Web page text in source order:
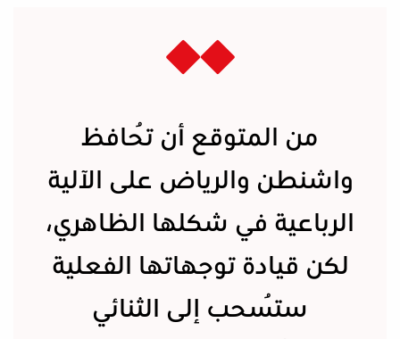
من المتوقع أن تُحافظ
واشنطن والرياض على الآلية
الرباعية في شكلها الظاهري،
لكن قيادة توجهاتها الفعلية
ستُسحب إلى الثنائي